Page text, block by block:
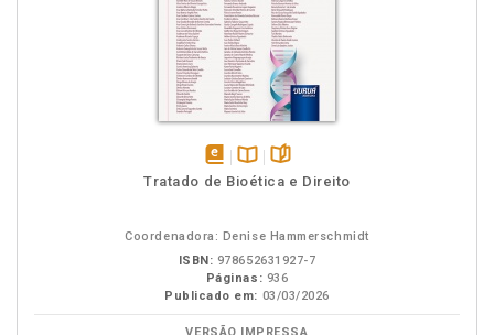
disponívelDisponível
páginas
Tratado de Bioética e Direito
Coordenadora: Denise Hammerschmidt
ISBN: 978652631927-7
Páginas: 936
Publicado em: 03/03/2026